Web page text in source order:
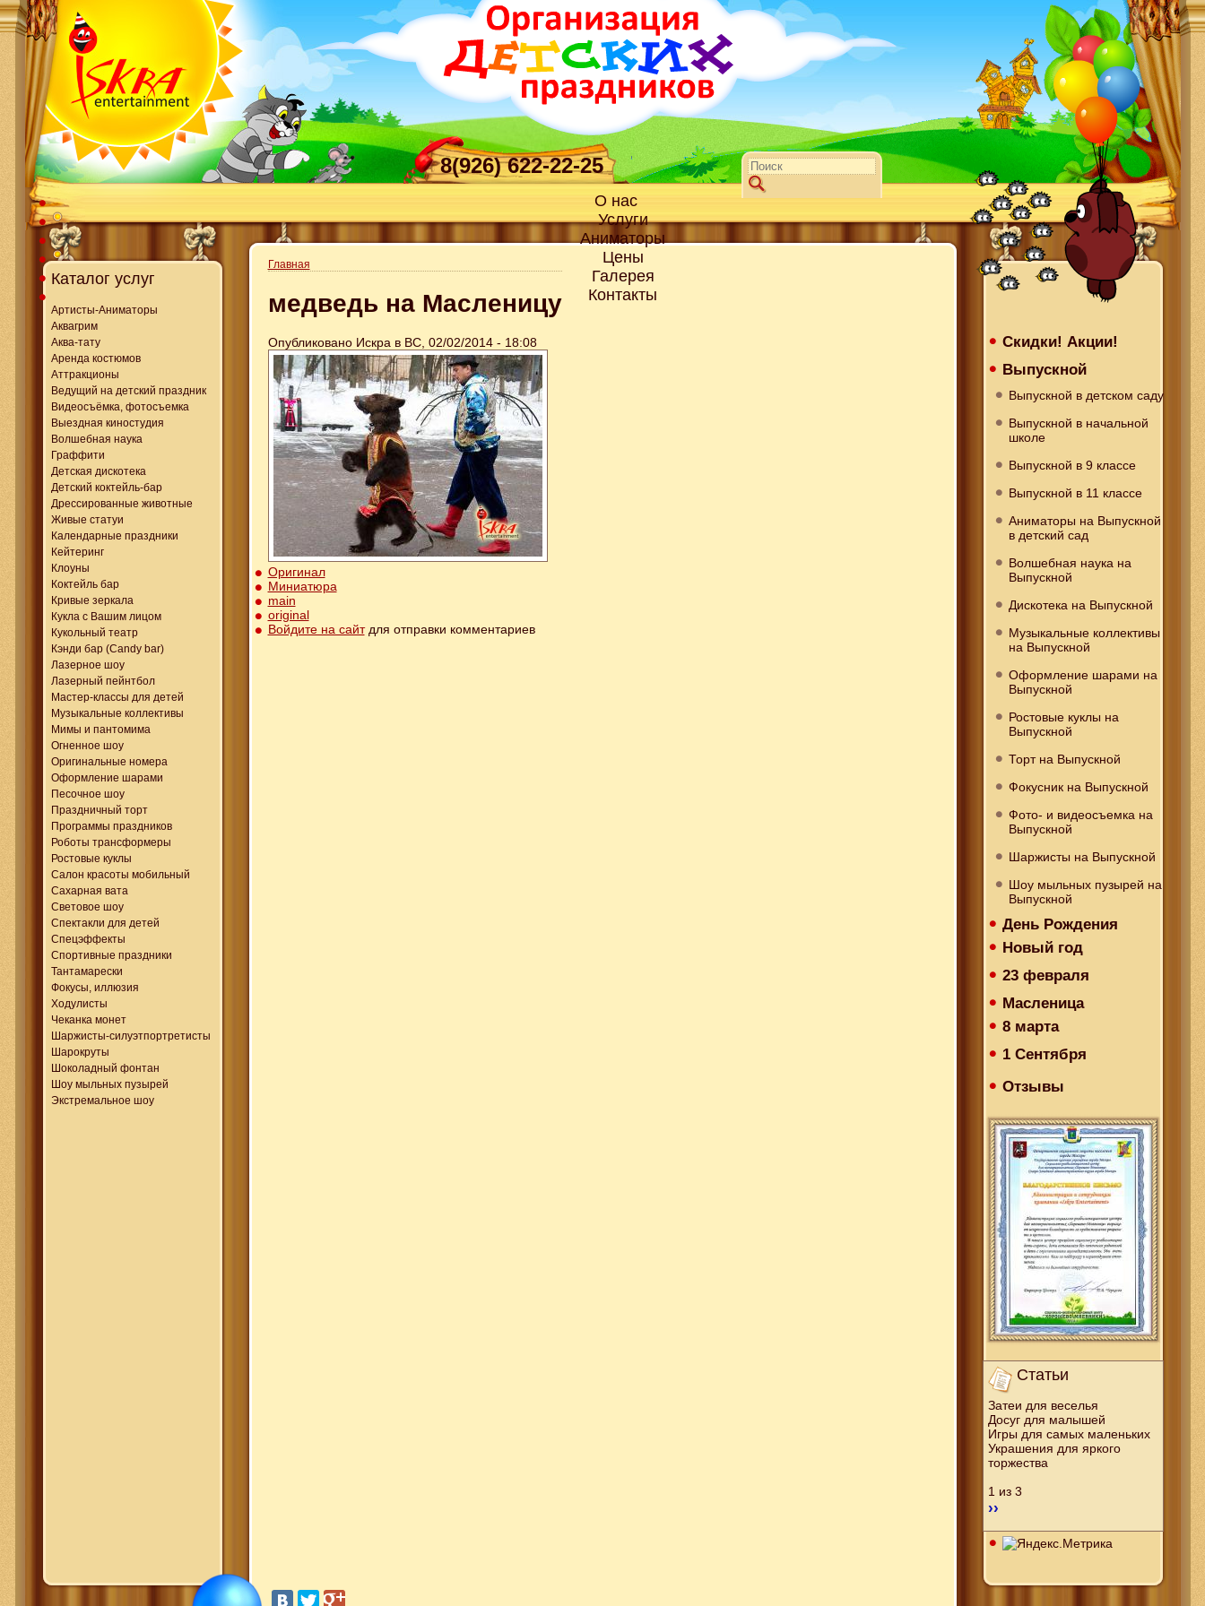
8(926) 622-22-25
О нас
Услуги
Аниматоры
Цены
Галерея
Контакты
Каталог услуг
Артисты-Аниматоры
Аквагрим
Аква-тату
Аренда костюмов
Аттракционы
Ведущий на детский праздник
Видеосъёмка, фотосъемка
Выездная киностудия
Волшебная наука
Граффити
Детская дискотека
Детский коктейль-бар
Дрессированные животные
Живые статуи
Календарные праздники
Кейтеринг
Клоуны
Коктейль бар
Кривые зеркала
Кукла с Вашим лицом
Кукольный театр
Кэнди бар (Candy bar)
Лазерное шоу
Лазерный пейнтбол
Мастер-классы для детей
Музыкальные коллективы
Мимы и пантомима
Огненное шоу
Оригинальные номера
Оформление шарами
Песочное шоу
Праздничный торт
Программы праздников
Роботы трансформеры
Ростовые куклы
Салон красоты мобильный
Сахарная вата
Световое шоу
Спектакли для детей
Спецэффекты
Спортивные праздники
Тантамарески
Фокусы, иллюзия
Ходулисты
Чеканка монет
Шаржисты-силуэтпортретисты
Шарокруты
Шоколадный фонтан
Шоу мыльных пузырей
Экстремальное шоу
Скидки! Акции!
Выпускной
Выпускной в детском саду
Выпускной в начальной
школе
Выпускной в 9 классе
Выпускной в 11 классе
Аниматоры на Выпускной
в детский сад
Волшебная наука на
Выпускной
Дискотека на Выпускной
Музыкальные коллективы
на Выпускной
Оформление шарами на
Выпускной
Ростовые куклы на
Выпускной
Торт на Выпускной
Фокусник на Выпускной
Фото- и видеосъемка на
Выпускной
Шаржисты на Выпускной
Шоу мыльных пузырей на
Выпускной
День Рождения
Новый год
23 февраля
Масленица
8 марта
1 Сентября
Отзывы
Статьи
Затеи для веселья
Досуг для малышей
Игры для самых маленьких
Украшения для яркого
торжества
1 из 3
››
Главная
медведь на Масленицу
Опубликовано Искра в ВС, 02/02/2014 - 18:08
Оригинал
Миниатюра
main
original
Войдите на сайтдля отправки комментариев